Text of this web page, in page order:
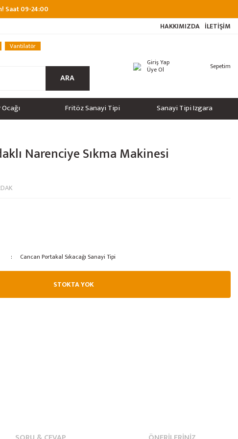
Saat 09-24:00
HAKKIMIZDA İLETİŞİM
Vantilatör
ARA
Giriş Yap
Üye Ol Sepetim
Fritöz Sanayi Tipi Sanayi Tipi Izgara
Narenciye Sıkma Makinesi
Cancan Portakal Sıkacağı Sanayi Tipi
STOKTA YOK